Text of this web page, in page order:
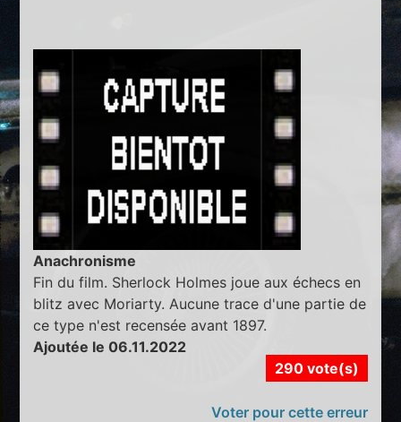
Anachronisme
Fin du film. Sherlock Holmes joue aux échecs en
blitz avec Moriarty. Aucune trace d'une partie de
ce type n'est recensée avant 1897.
Ajoutée le 06.11.2022
290 vote(s)
Voter pour cette erreur